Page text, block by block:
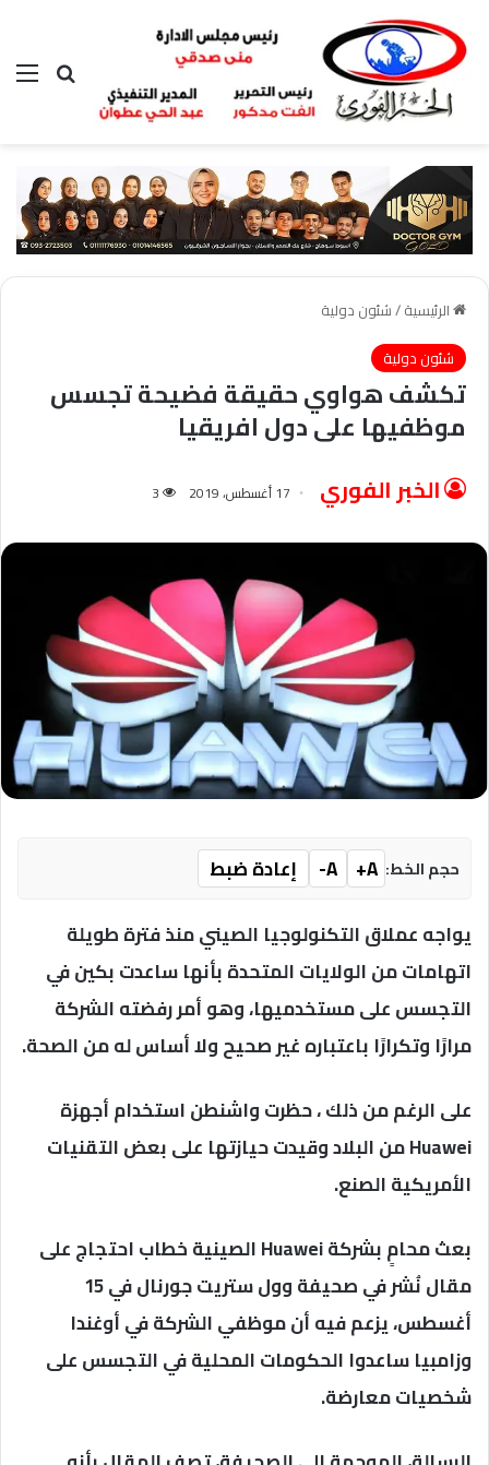
بحث عن
الرئيسية/شئون دولية
شئون دولية
تكشف هواوي حقيقة فضيحة تجسس
موظفيها على دول افريقيا
الخبر الفوري 17 أغسطس، 2019 3
حجم الخط: A+
A-
إعادة ضبط
يواجه عملاق التكنولوجيا الصيني منذ فترة طويلة
اتهامات من الولايات المتحدة بأنها ساعدت بكين في
التجسس على مستخدميها، وهو أمر رفضته الشركة
مرارًا وتكرارًا باعتباره غير صحيح ولا أساس له من الصحة.
على الرغم من ذلك ، حظرت واشنطن استخدام أجهزة
Huawei من البلاد وقيدت حيازتها على بعض التقنيات
الأمريكية الصنع.
بعث محامٍ بشركة Huawei الصينية خطاب احتجاج على
مقال نُشر في صحيفة وول ستريت جورنال في 15
أغسطس، يزعم فيه أن موظفي الشركة في أوغندا
وزامبيا ساعدوا الحكومات المحلية في التجسس على
شخصيات معارضة.